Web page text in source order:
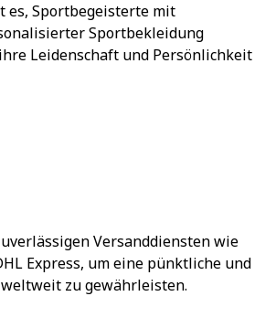
es, Sportbegeisterte mit
Sportbekleidung
Leidenschaft und Persönlichkeit
Versanddiensten wie
Express, um eine pünktliche und
zu gewährleisten.